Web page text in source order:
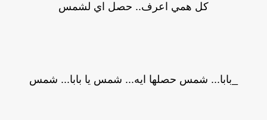
كل همي اعرف.. حصل اي لشمس
_بابا... شمس حصلها ايه... شمس يا بابا... شمس